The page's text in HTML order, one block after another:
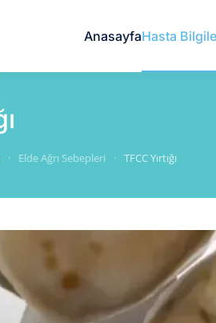
AnasayfaHasta
Elde Ağrı Sebepleri TFCC Yırtığı